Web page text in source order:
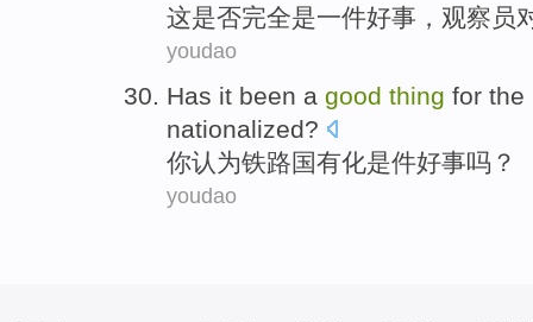
这是否完全是一件好事， 观察员
youdao
Has it been a good thing for the
nationalized?
你认为铁路国有化是件好事吗？
youdao